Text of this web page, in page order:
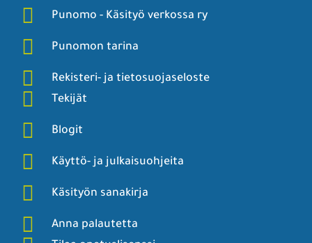
Punomo - Käsityö verkossa ry
Punomon tarina
Rekisteri- ja tietosuojaseloste
Tekijät
Blogit
Käyttö- ja julkaisuohjeita
Käsityön sanakirja
Anna palautetta